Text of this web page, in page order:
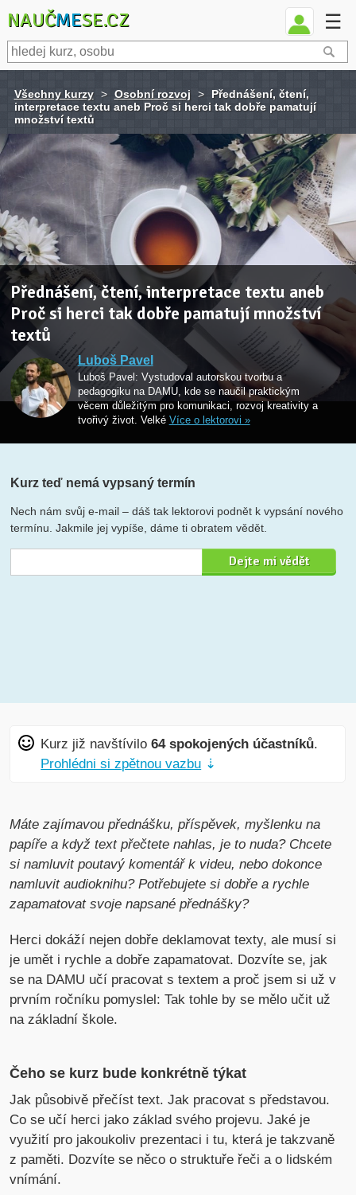
NAUČMESE.CZ ☰
Všechny kurzy > Osobní rozvoj >
Přednášení, čtení,
interpretace textu aneb Proč si herci tak dobře pamatují
množství textů
Přednášení, čtení, interpretace textu aneb
Proč si herci tak dobře pamatují množství
textů
Luboš Pavel
Luboš Pavel: Vystudoval autorskou tvorbu a
pedagogiku na DAMU, kde se naučil praktickým
věcem důležitým pro komunikaci, rozvoj kreativity a
tvořivý život. Velké Více o lektorovi »
Kurz teď nemá vypsaný termín
Nech nám svůj e-mail – dáš tak lektorovi podnět k vypsání nového
termínu. Jakmile jej vypíše, dáme ti obratem vědět.
Kurz již navštívilo64 spokojených účastníků.
Prohlédni si zpětnou vazbu ⇣
Máte zajímavou přednášku, příspěvek, myšlenku na
papíře a když text přečtete nahlas, je to nuda? Chcete
si namluvit poutavý komentář k videu, nebo dokonce
namluvit audioknihu?Potřebujete si dobře a rychle
zapamatovat svoje napsané přednášky?
Herci dokáží nejen dobře deklamovat texty, ale musí si
je umět i rychle a dobře zapamatovat. Dozvíte se, jak
se na DAMU učí pracovat s textem a proč jsem si už v
prvním ročníku pomyslel: Tak tohle by se mělo učit už
na základní škole.
Čeho se kurz bude konkrétně týkat
Jak působivě přečíst text. Jak pracovat s představou.
Co se učí herci jako základ svého projevu. Jaké je
využití pro jakoukoliv prezentaci i tu, která je takzvaně
z paměti. Dozvíte se něco o struktuře řeči a o lidském
vnímání.